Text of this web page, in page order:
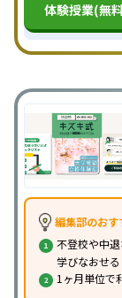
体験授業(無
編集部のおす
不登校や中
学びなおせる
1ヶ月単位で